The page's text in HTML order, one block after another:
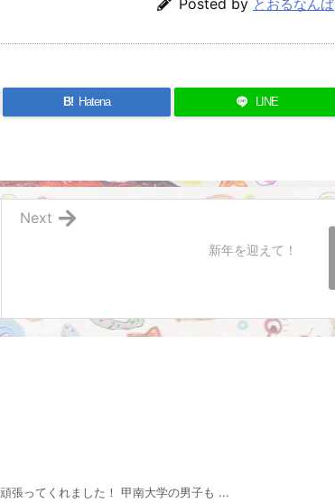
Posted by とおるなんば
B! Hatena LINE
新年を迎えて！
Next
張ってくれました！ 甲南大学の男子も ...